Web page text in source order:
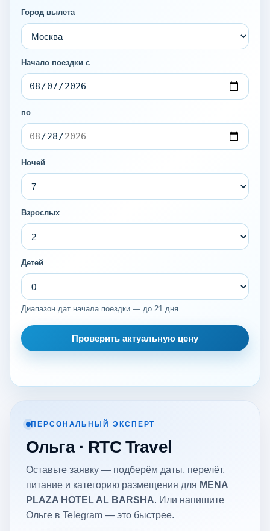
Город вылета
Начало поездки с
по
Ночей
Взрослых
Детей
Диапазон дат начала поездки — до 21 дня.
Проверить актуальную цену
ПЕРСОНАЛЬНЫЙ ЭКСПЕРТ
Ольга · RTC Travel
Оставьте заявку — подберём даты, перелёт,
питание и категорию размещения для MENA
PLAZA HOTEL AL BARSHA. Или напишите
Ольге в Telegram — это быстрее.